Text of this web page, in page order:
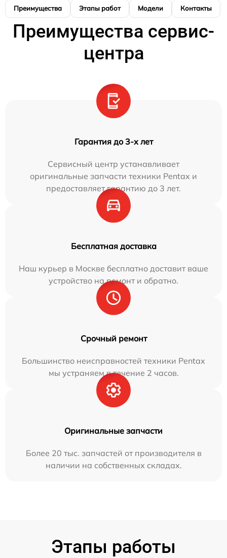
Преимущества Этапы работ Модели Контакты
Преимущества сервис-
центра
Гарантия до 3-х лет
Сервисный центр устанавливает
оригинальные запчасти техники Pentax и
предоставляет гарантию до 3 лет.
Бесплатная доставка
Наш курьер в Москве бесплатно доставит ваше
устройство на ремонт и обратно.
Срочный ремонт
Большинство неисправностей техники Pentax
мы устраняем в течение 2 часов.
Оригинальные запчасти
Более 20 тыс. запчастей от производителя в
наличии на собственных складах.
Этапы работы